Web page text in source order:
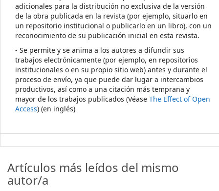
adicionales para la distribución no exclusiva de la versión
de la obra publicada en la revista (por ejemplo, situarlo en
un repositorio institucional o publicarlo en un libro), con un
reconocimiento de su publicación inicial en esta revista.
- Se permite y se anima a los autores a difundir sus
trabajos electrónicamente (por ejemplo, en repositorios
institucionales o en su propio sitio web) antes y durante el
proceso de envío, ya que puede dar lugar a intercambios
productivos, así como a una citación más temprana y
mayor de los trabajos publicados (Véase The Effect of Open
Access) (en inglés)
Artículos más leídos del mismo
autor/a